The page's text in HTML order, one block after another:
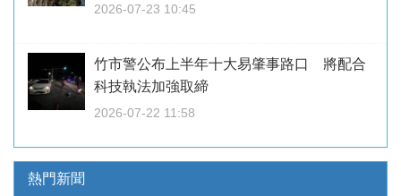
2026-07-23 10:45
竹市警公布上半年十大易肇事路口 將配合
科技執法加強取締
2026-07-22 11:58
熱門新聞